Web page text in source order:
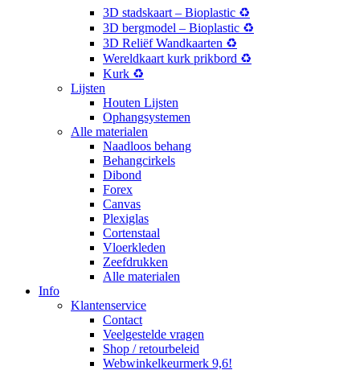
3D stadskaart – Bioplastic ♻️
3D bergmodel – Bioplastic ♻️
3D Reliëf Wandkaarten ♻️
Wereldkaart kurk prikbord ♻️
Kurk ♻️
Lijsten
Houten Lijsten
Ophangsystemen
Alle materialen
Naadloos behang
Behangcirkels
Dibond
Forex
Canvas
Plexiglas
Cortenstaal
Vloerkleden
Zeefdrukken
Alle materialen
Info
Klantenservice
Contact
Veelgestelde vragen
Shop / retourbeleid
Webwinkelkeurmerk 9,6!